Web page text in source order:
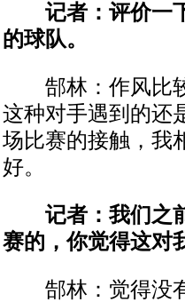
记者：评价一下
的球队。
郜林：作风比较
这种对手遇到的还
场比赛的接触，我
好。
记者：我们之前
赛的，你觉得这对
郜林：觉得没有